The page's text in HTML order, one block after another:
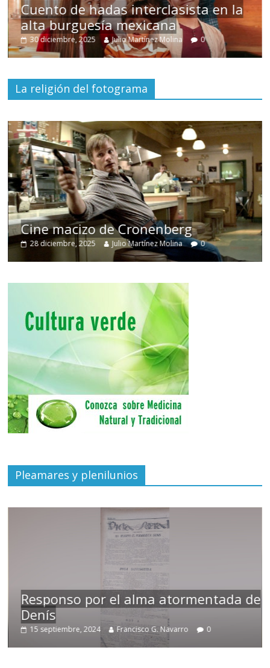
Cuento de hadas interclasista en la
alta burguesía mexicana
30 diciembre, 2025 Julio Martínez Molina 0
La religión del fotograma
Cine macizo de Cronenberg
28 diciembre, 2025 Julio Martínez Molina 0
Pleamares y plenilunios
Responso por el alma atormentada de
Denís
15 septiembre, 2024 Francisco G. Navarro 0